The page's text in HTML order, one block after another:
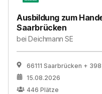
Ausbildung zum
Saarbrücken
beiDeichmann SE
66111 Saarbrücken +
15.08.2026
446 Plätze